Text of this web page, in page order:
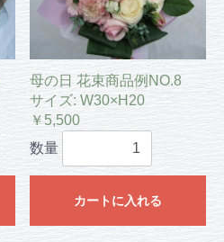
母の日 花束商品例NO.8
サイズ: W30×H20
￥5,500
数量
カートに入れる